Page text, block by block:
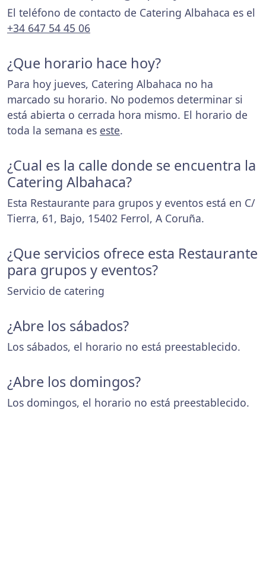
El teléfono de contacto de Catering Albahaca es el
+34 647 54 45 06
¿Que horario hace hoy?
Para hoy jueves, Catering Albahaca no ha
marcado su horario. No podemos determinar si
está abierta o cerrada hora mismo. El horario de
toda la semana es este.
¿Cual es la calle donde se encuentra la
Catering Albahaca?
Esta Restaurante para grupos y eventos está en C/
Tierra, 61, Bajo, 15402 Ferrol, A Coruña.
¿Que servicios ofrece esta Restaurante
para grupos y eventos?
Servicio de catering
¿Abre los sábados?
Los sábados, el horario no está preestablecido.
¿Abre los domingos?
Los domingos, el horario no está preestablecido.